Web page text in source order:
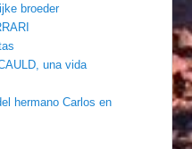
broeder
una vida
hermano Carlos en